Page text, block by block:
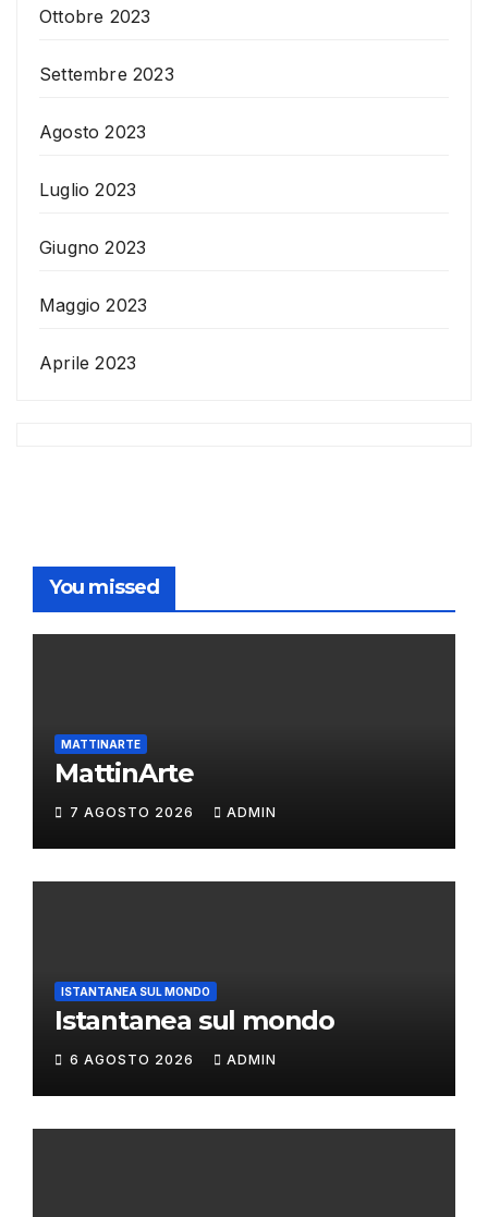
Ottobre 2023
Settembre 2023
Agosto 2023
Luglio 2023
Giugno 2023
Maggio 2023
Aprile 2023
You missed
MATTINARTE
MattinArte
7 AGOSTO 2026 ADMIN
ISTANTANEA SUL MONDO
Istantanea sul mondo
6 AGOSTO 2026 ADMIN